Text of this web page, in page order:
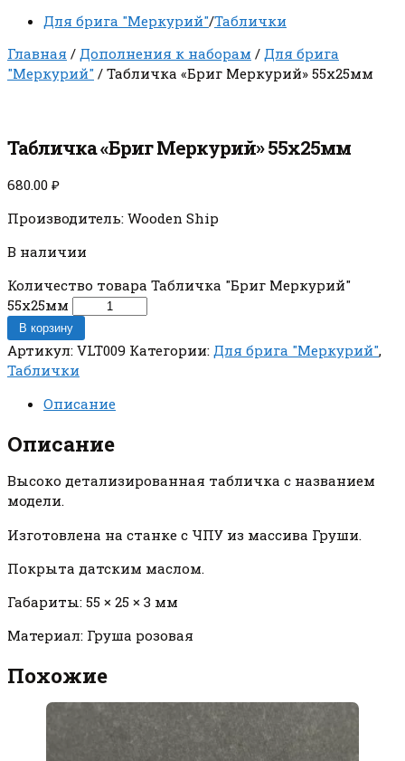
Для брига "Меркурий"/Таблички
Главная / Дополнения к наборам / Для брига
"Меркурий" / Табличка «Бриг Меркурий» 55х25мм
Табличка «Бриг Меркурий» 55х25мм
680.00 ₽
Производитель: Wooden Ship
В наличии
Количество товара Табличка "Бриг Меркурий"
55х25мм
В корзину
Артикул: VLT009 Категории: Для брига "Меркурий",
Таблички
Описание
Описание
Высоко детализированная табличка с названием
модели.
Изготовлена на станке с ЧПУ из массива Груши.
Покрыта датским маслом.
Габариты: 55 × 25 × 3 мм
Материал: Груша розовая
Похожие